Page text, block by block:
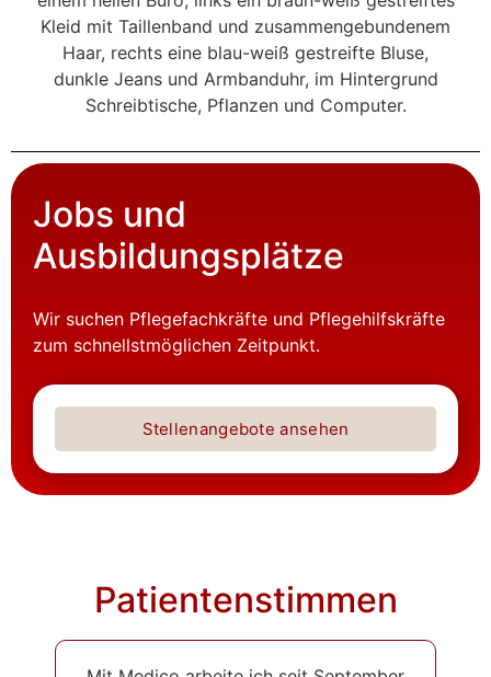
Jobs und
Ausbildungsplätze
Wir suchen Pflegefachkräfte und Pflegehilfskräfte
zum schnellstmöglichen Zeitpunkt.
Stellenangebote ansehen
Patientenstimmen